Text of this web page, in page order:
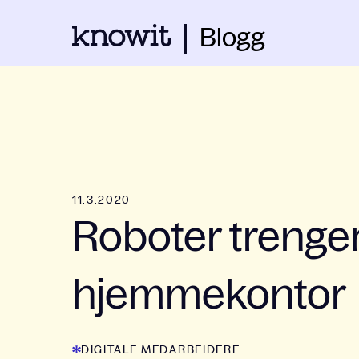
Blogg
11.3.2020
Roboter
hjemmekontor
DIGITALE MEDARBEIDERE